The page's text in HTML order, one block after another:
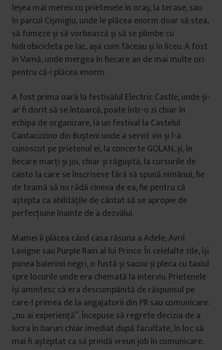
Ieșea mai mereu cu prietenele în oraș, la terase, sau
în parcul Cișmigiu, unde le plăcea enorm doar să stea,
să fumeze și să vorbească și să se plimbe cu
hidrobicicleta pe lac, așa cum făceau și în liceu. A fost
în Vamă, unde mergea în fiecare an de mai multe ori
pentru că-i plăcea enorm.
A fost prima oară la festivalul Electric Castle, unde și-
ar fi dorit să se întoarcă, poate într-o zi chiar în
echipa de organizare, la un festival la Castelul
Cantacuzino din Bușteni unde a servit vin și l-a
cunoscut pe prietenul ei, la concerte GOLAN, și, în
fiecare marți și joi, chiar și răgușită, la cursurile de
canto la care se înscrisese fără să spună nimănui, fie
de teamă să nu râdă cineva de ea, fie pentru că
aștepta ca abilitățile de cântat să se apropie de
perfecțiune înainte de a dezvălui.
Mamei îi plăcea când casa răsuna a Adele, Avril
Lavigne sau Purple Rain al lui Prince. În celelalte zile, își
punea balerinii negri, o fustă și sacou și pleca cu taxiul
spre locurile unde era chemată la interviu. Prietenele
își amintesc că era descumpănită de răspunsul pe
care-l primea de la angajatorii din PR sau comunicare:
„nu ai experiență”. Începuse să regrete decizia de a
lucra în baruri chiar imediat după facultate, în loc să
mai fi așteptat ca să prindă vreun job în comunicare.